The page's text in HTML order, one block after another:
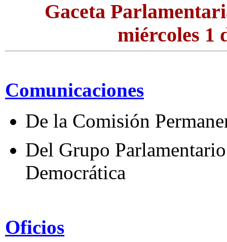
Gaceta
miércoles 1
Comunicaciones
De la Comisión
Del Grupo
Democrática
Oficios